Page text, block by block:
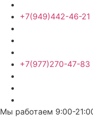
+7(949)442-46-21
+7(977)270-47-83
Мы работаем 9:00-